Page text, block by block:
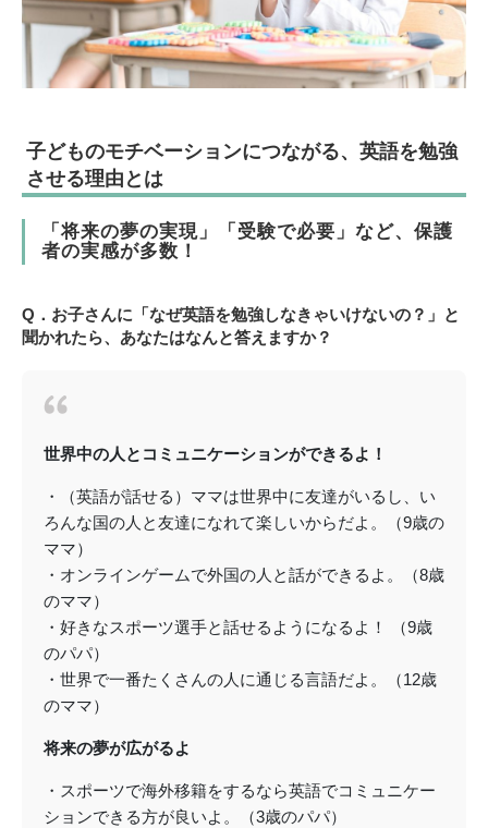
子どものモチベーションにつながる、英語を勉強
させる理由とは
「将来の夢の実現」「受験で必要」など、保護
者の実感が多数！
Q．お子さんに「なぜ英語を勉強しなきゃいけないの？」と
聞かれたら、あなたはなんと答えますか？
世界中の人とコミュニケーションができるよ！
・（英語が話せる）ママは世界中に友達がいるし、い
ろんな国の人と友達になれて楽しいからだよ。（9歳の
ママ）
・オンラインゲームで外国の人と話ができるよ。（8歳
のママ）
・好きなスポーツ選手と話せるようになるよ！ （9歳
のパパ）
・世界で一番たくさんの人に通じる言語だよ。（12歳
のママ）
将来の夢が広がるよ
・スポーツで海外移籍をするなら英語でコミュニケー
ションできる方が良いよ。（3歳のパパ）